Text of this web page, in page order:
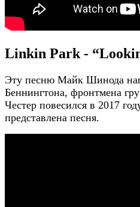
Linkin Park -
Эту песню Майк Шинода
Беннингтона, фронтмена
Честер повесился в 2017
представлена песня.